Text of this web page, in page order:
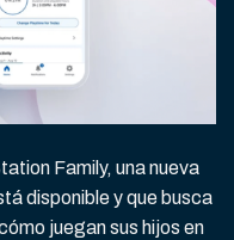
Family, una nueva
disponible y que busca
juegan sus hijos en